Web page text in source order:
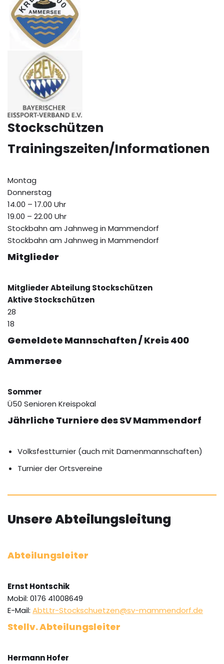
Stockschützen
Trainingszeiten/Informationen
Montag
Donnerstag
14.00 – 17.00 Uhr
19.00 – 22.00 Uhr
Stockbahn am Jahnweg in Mammendorf
Stockbahn am Jahnweg in Mammendorf
Mitglieder
Mitglieder Abteilung Stockschützen
Aktive Stockschützen
28
18
Gemeldete Mannschaften / Kreis 400
Ammersee
Sommer
Ü50 Senioren Kreispokal
Jährliche Turniere des SV Mammendorf
Volksfestturnier (auch mit Damenmannschaften)
Turnier der Ortsvereine
Unsere Abteilungsleitung
Abteilungsleiter
Ernst Hontschik
Mobil: 0176 41008649
E-Mail: AbtLtr-Stockschuetzen@sv-mammendorf.de
Stellv. Abteilungsleiter
Hermann Hofer